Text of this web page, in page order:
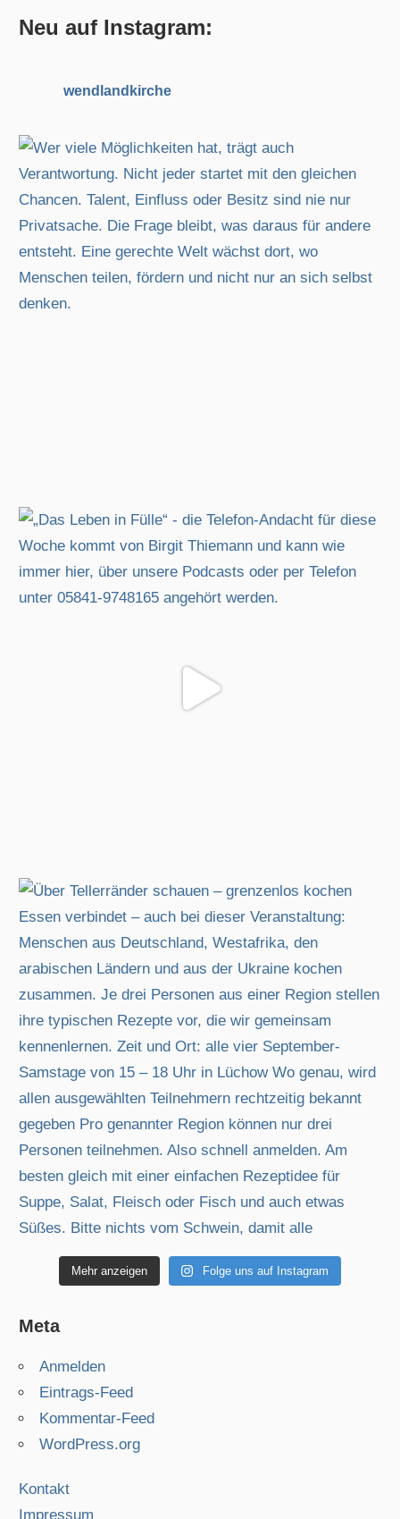
n
Neu auf Instagram:
wendlandkirche
Mehr anzeigen Folge uns auf Instagram
Meta
Anmelden
Eintrags-Feed
Kommentar-Feed
WordPress.org
Kontakt
Impressum